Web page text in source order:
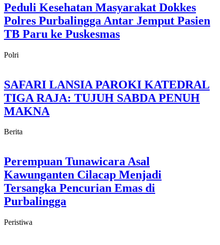
Peduli Kesehatan Masyarakat Dokkes
Polres Purbalingga Antar Jemput Pasien
TB Paru ke Puskesmas
Polri
SAFARI LANSIA PAROKI KATEDRAL
TIGA RAJA: TUJUH SABDA PENUH
MAKNA
Berita
Perempuan Tunawicara Asal
Kawunganten Cilacap Menjadi
Tersangka Pencurian Emas di
Purbalingga
Peristiwa